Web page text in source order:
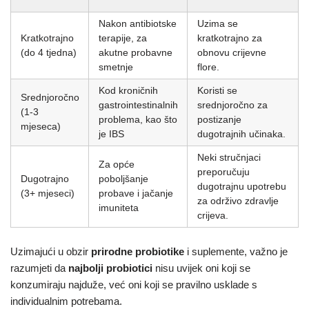
Kratkotrajno
(do 4 tjedna)
Nakon antibiotske
terapije, za
akutne probavne
smetnje
Uzima se
kratkotrajno za
obnovu crijevne
flore.
Srednjoročno
(1-3
mjeseca)
Kod kroničnih
gastrointestinalnih
problema, kao što
je IBS
Koristi se
srednjoročno za
postizanje
dugotrajnih učinaka.
Dugotrajno
(3+ mjeseci)
Za opće
poboljšanje
probave i jačanje
imuniteta
Neki stručnjaci
preporučuju
dugotrajnu upotrebu
za održivo zdravlje
crijeva.
Uzimajući u obzir prirodne probiotike i suplemente, važno je
razumjeti da najbolji probiotici nisu uvijek oni koji se
konzumiraju najduže, već oni koji se pravilno usklade s
individualnim potrebama.